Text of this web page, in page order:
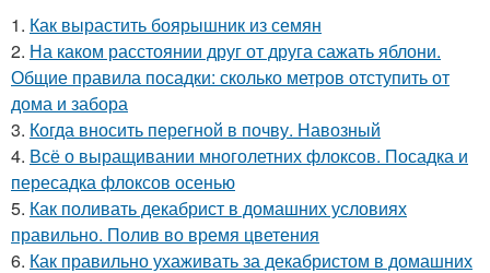
1. Как вырастить боярышник из семян
2. На каком расстоянии друг от друга сажать яблони.
Общие правила посадки: сколько метров отступить от
дома и забора
3. Когда вносить перегной в почву. Навозный
4. Всё о выращивании многолетних флоксов. Посадка и
пересадка флоксов осенью
5. Как поливать декабрист в домашних условиях
правильно. Полив во время цветения
6. Как правильно ухаживать за декабристом в домашних